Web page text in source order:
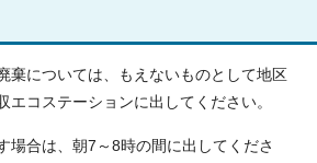
棄については、もえないものとして地区
エコステーションに出してください。
場合は、朝7～8時の間に出してくださ